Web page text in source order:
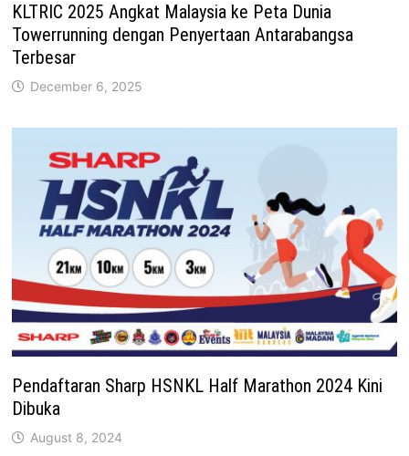
KLTRIC 2025 Angkat Malaysia ke Peta Dunia
Towerrunning dengan Penyertaan Antarabangsa
Terbesar
December 6, 2025
Pendaftaran Sharp HSNKL Half Marathon 2024 Kini
Dibuka
August 8, 2024